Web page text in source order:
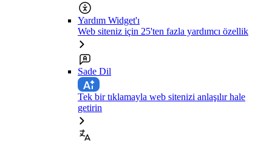
Yardım Widget'ı
Web siteniz için 25'ten fazla yardımcı özellik
Sade Dil
Tek bir tıklamayla web sitenizi anlaşılır hale
getirin